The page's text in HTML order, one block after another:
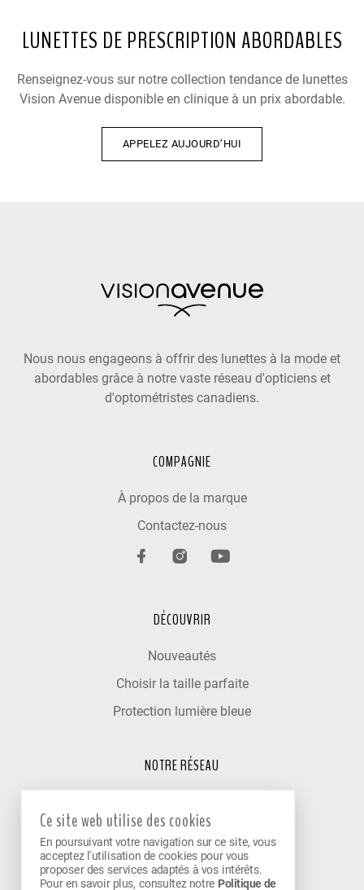
LUNETTES DE PRESCRIPTION ABORDABLES
Renseignez-vous sur notre collection tendance de lunettes
Vision Avenue disponible en clinique à un prix abordable.
APPELEZ AUJOURD’HUI
Nous nous engageons à offrir des lunettes à la mode et
abordables grâce à notre vaste réseau d'opticiens et
d'optométristes canadiens.
COMPAGNIE
À propos de la marque
Contactez-nous
DÉCOUVRIR
Nouveautés
Choisir la taille parfaite
Protection lumière bleue
NOTRE RÉSEAU
Nos cliniques partenaires
Devenir partenaire
Ce site web utilise des cookies
En poursuivant votre navigation sur ce site, vous
acceptez l'utilisation de cookies pour vous
proposer des services adaptés à vos intérêts.
Pour en savoir plus, consultez notre Politique de